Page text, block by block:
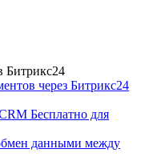
Битрикс24
через Битрикс24
Бесплатно для
данными между